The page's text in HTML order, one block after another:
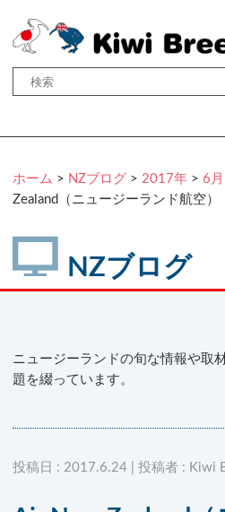
ホーム > NZブログ > 2017年 > 6月
Zealand（ニュージーランド航空）
NZブログ
ニュージーランドの旬な情報や取
題を綴っています。
投稿日 : 2017.6.24 | 投稿者 : Kiwi